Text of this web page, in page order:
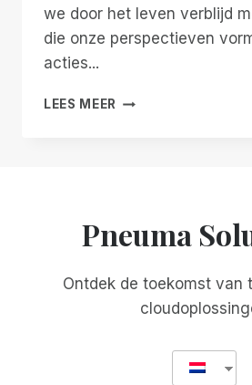
we door het leven verblijd
die onze perspectieven
acties...
LEES MEER WANNEER
ONTMOET:
ONTMOETING
MET
SULLIVAN
Pneuma
Ontdek de toekomst van